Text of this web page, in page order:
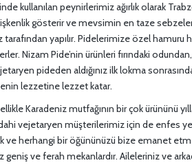
kullanılan peynirlerimiz ağırlık olarak
gösterir ve mevsimin en taze
tarafından yapılır. Pidelerimize özel
Nizam Pide’nin ürünleri fırındaki
pideden aldığınız ilk lokma
lezzetine lezzet katar.
Karadeniz mutfağının bir çok ürününü
vejetaryen müşterilerimiz için de enfes
ve herhangi bir öğününüzü bize emanet
ve ferah mekanlardır. Aileleriniz ve